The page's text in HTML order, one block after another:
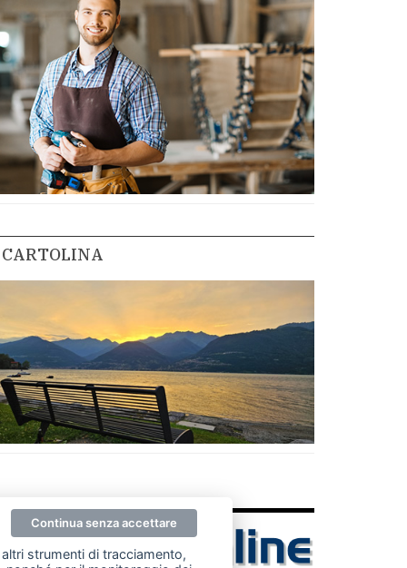
CARTOLINA
strumenti di tracciamento,
Continua senza accettare